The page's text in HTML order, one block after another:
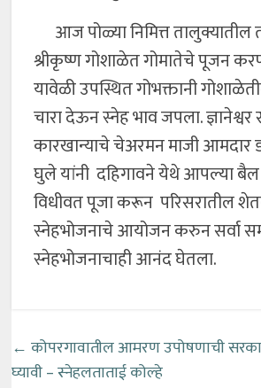
आज पोळ्या निमित्त
श्रीकृष्ण गोशाळेत गोमातेचे पूजन
यावेळी उपस्थित गोभक्तानी
चारा देऊन स्नेह भाव जपला.
कारखान्याचे चेअरमन माजी आमदार
घुले यांनी दहिगावने येथे आपल्या बैल
विधीवत पूजा करून परिसरातील
स्नेहभोजनाचे आयोजन करुन सर्वा
स्नेहभोजनाचाही आनंद घेतला.
← कोपरगावातील आमरण उपोषणाची
घ्यावी – स्नेहलताताई कोल्हे